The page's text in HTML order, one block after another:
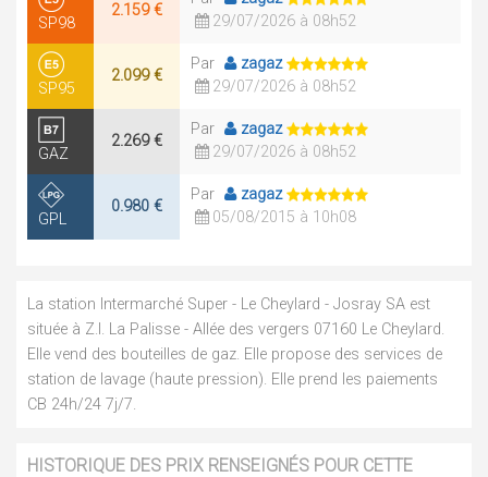
SP98
2.159 €
29/07/2026 à 08h52
SP95
2.099 €
Par
zagaz
29/07/2026 à 08h52
GAZ
2.269 €
Par
zagaz
29/07/2026 à 08h52
GPL
0.980 €
Par
zagaz
05/08/2015 à 10h08
La station Intermarché Super - Le Cheylard - Josray SA est
située à Z.I. La Palisse - Allée des vergers 07160 Le Cheylard.
Elle vend des bouteilles de gaz. Elle propose des services de
station de lavage (haute pression). Elle prend les paiements
CB 24h/24 7j/7.
HISTORIQUE DES PRIX RENSEIGNÉS POUR CETTE